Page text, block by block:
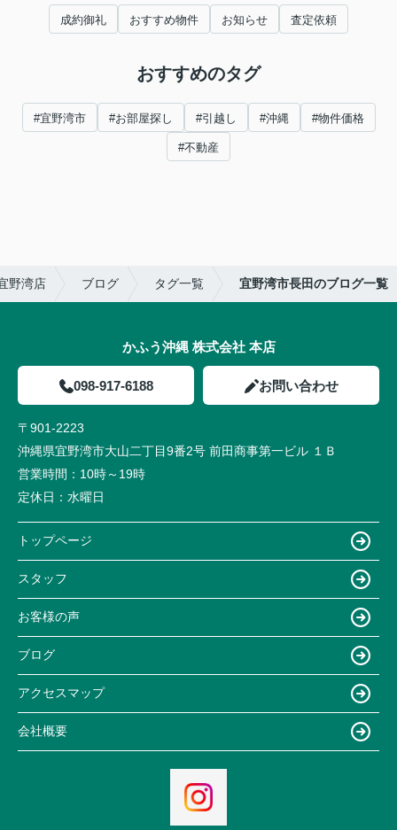
成約御礼 おすすめ物件 お知らせ 査定依頼
おすすめのタグ
#宜野湾市 #お部屋探し #引越し #沖縄 #物件価格
#不動産
野湾店 ブログ タグ一覧 宜野湾市長田のブログ一覧
かふう沖縄 株式会社 本店
098-917-6188 お問い合わせ
〒901-2223
沖縄県宜野湾市大山二丁目9番2号 前田商事第一ビル １Ｂ
営業時間： 10時～19時
定休日： 水曜日
トップページ
スタッフ
お客様の声
ブログ
アクセスマップ
会社概要